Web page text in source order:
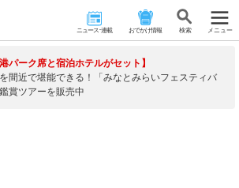
ニュース･連載 おでかけ情報 検 索 メニュー
港パーク席と宿泊ホテルがセット】
間近で堪能できる！「みなとみらいフェスティバ
賞ツアーを販売中